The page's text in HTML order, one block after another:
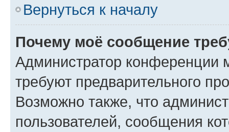
Вернуться к началу
Почему моё сообщение
Администратор конференции
требуют предварительного
Возможно также, что
пользователей, сообщения